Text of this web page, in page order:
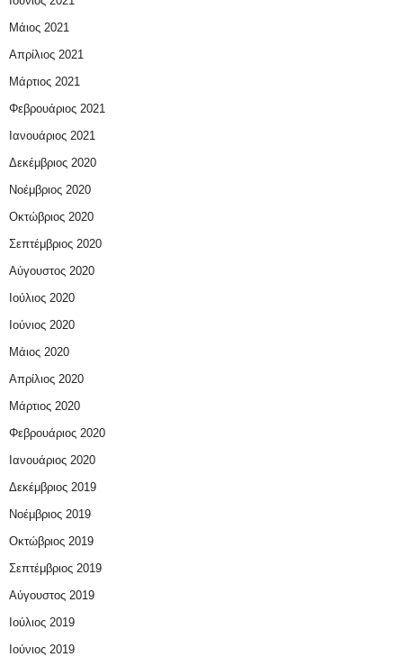
Μάιος 2021
Απρίλιος 2021
Μάρτιος 2021
Φεβρουάριος 2021
Ιανουάριος 2021
Δεκέμβριος 2020
Νοέμβριος 2020
Οκτώβριος 2020
Σεπτέμβριος 2020
Αύγουστος 2020
Ιούλιος 2020
Ιούνιος 2020
Μάιος 2020
Απρίλιος 2020
Μάρτιος 2020
Φεβρουάριος 2020
Ιανουάριος 2020
Δεκέμβριος 2019
Νοέμβριος 2019
Οκτώβριος 2019
Σεπτέμβριος 2019
Αύγουστος 2019
Ιούλιος 2019
Ιούνιος 2019